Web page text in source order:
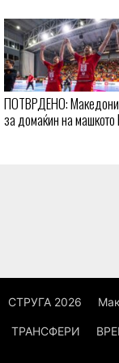
ПОТВРДЕНО:
за домаќин на
СТРУГА 2026
ТРАНСФЕРИ